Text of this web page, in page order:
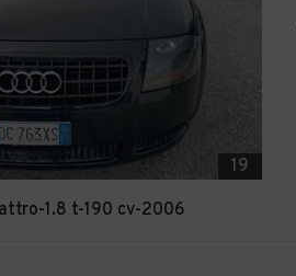
19
1.8 t-190 cv-2006